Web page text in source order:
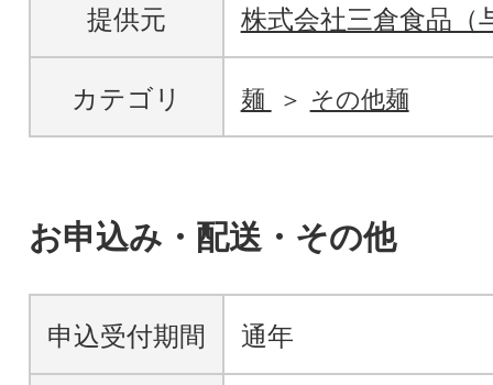
提供元 株式会社三倉食品（
カテゴリ 麺 その他麺
お申込み・配送・その他
申込受付期間 通年